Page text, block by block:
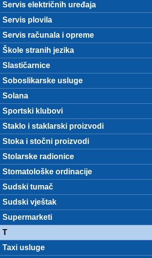
Servis električnih uređaja
Servis plovila
Servis računala i opreme
Škole stranih jezika
Slastičarnice
Soboslikarske usluge
Solana
Sportski klubovi
Staklo i staklarski proizvodi
Stoka i stočni proizvodi
Stolarske radionice
Stomatološke ordinacije
Sudski tumač
Sudski vještak
Supermarketi
T
Taxi usluge